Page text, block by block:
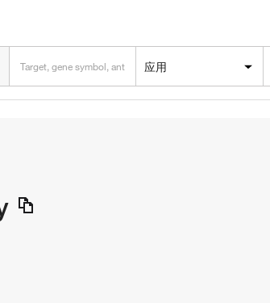
应用